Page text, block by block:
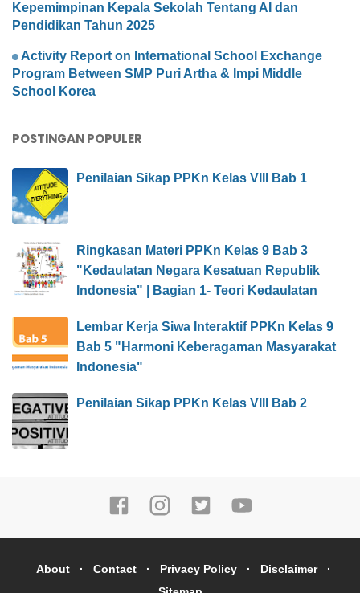
Kepemimpinan Kepala Sekolah Tentang AI dan
Pendidikan Tahun 2025
Activity Report on International School Exchange
Program Between SMP Puri Artha & Impi Middle
School Korea
POSTINGAN POPULER
Penilaian Sikap PPKn Kelas VIII Bab 1
Ringkasan Materi PPKn Kelas 9 Bab 3
"Kedaulatan Negara Kesatuan Republik
Indonesia" | Bagian 1- Teori Kedaulatan
Lembar Kerja Siwa Interaktif PPKn Kelas 9
Bab 5 "Harmoni Keberagaman Masyarakat
Indonesia"
Penilaian Sikap PPKn Kelas VIII Bab 2
About Contact Privacy Policy
Disclaimer